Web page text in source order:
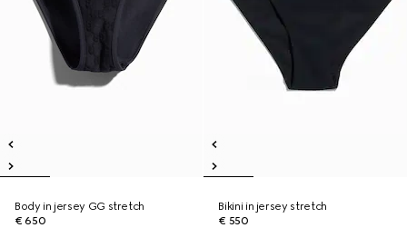
Body in jersey GG stretch
€ 650
Bikini in jersey stretch
€ 550